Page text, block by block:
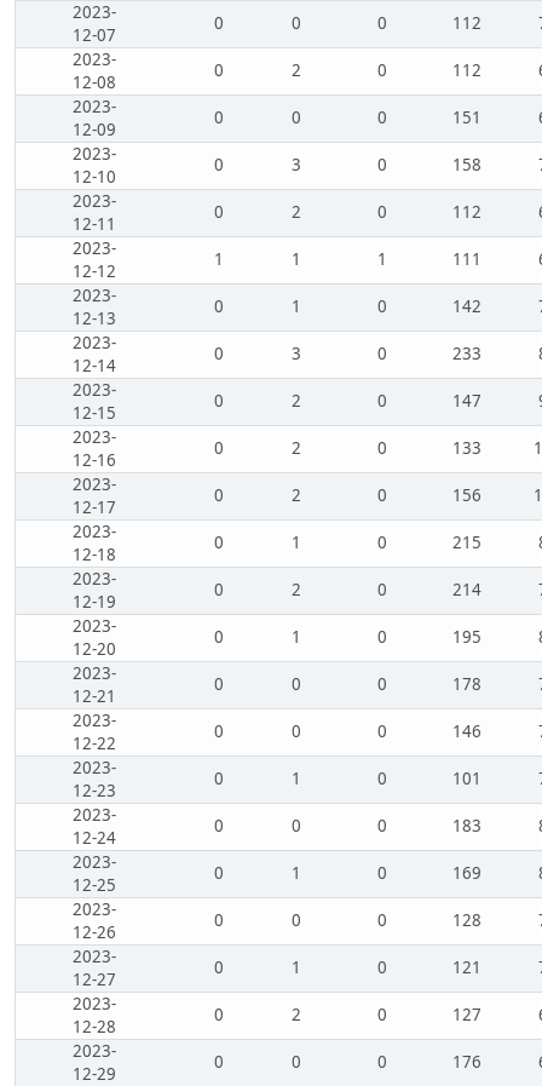
2023-
12-07
0 0 0 112
2023-
12-08
0 2 0 112
2023-
12-09
0 0 0 151
2023-
12-10
0 3 0 158
2023-
12-11
0 2 0 112
2023-
12-12
1 1 1 111
2023-
12-13
0 1 0 142
2023-
12-14
0 3 0 233
2023-
12-15
0 2 0 147
2023-
12-16
0 2 0 133
2023-
12-17
0 2 0 156
2023-
12-18
0 1 0 215
2023-
12-19
0 2 0 214
2023-
12-20
0 1 0 195
2023-
12-21
0 0 0 178
2023-
12-22
0 0 0 146
2023-
12-23
0 1 0 101
2023-
12-24
0 0 0 183
2023-
12-25
0 1 0 169
2023-
12-26
0 0 0 128
2023-
12-27
0 1 0 121
2023-
12-28
0 2 0 127
2023-
12-29
0 0 0 176